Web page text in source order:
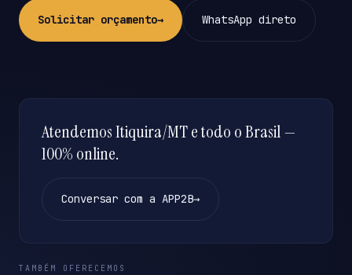
Solicitar orçamento→ WhatsApp direto
Atendemos Itiquira/MT e todo o Brasil —
100% online.
Conversar com a APP2B→
TAMBÉM OFERECEMOS